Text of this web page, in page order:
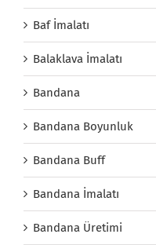
Baf İmalatı
Balaklava İmalatı
Bandana
Bandana Boyunluk
Bandana Buff
Bandana İmalatı
Bandana Üretimi